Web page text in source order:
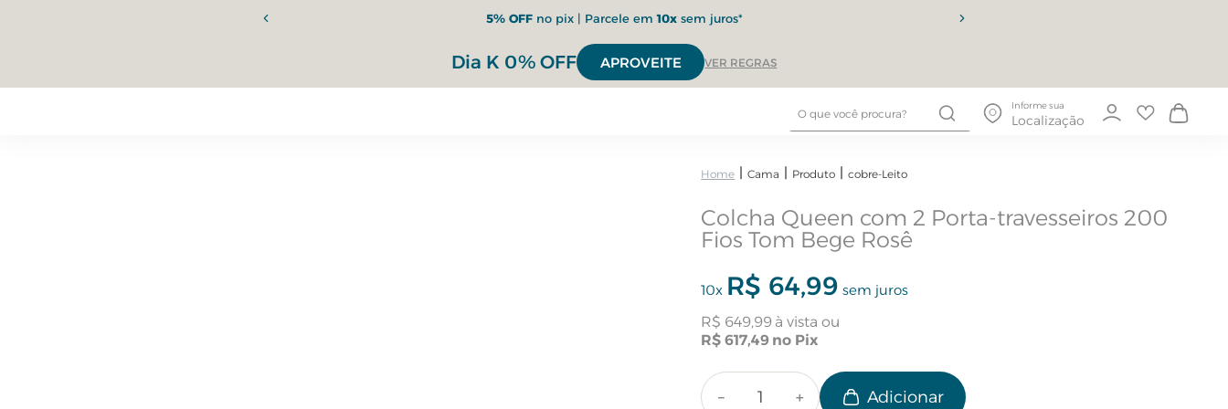
5% OFFno pix | Parcele em10xsem juros*
Dia K 0% OFF APROVEITE VER REGRAS
Informe sua
Localização
Cama Produto cobre-Leito
Colcha Queen com 2 Porta-travesseiros 200
Fios Tom Bege Rosê
10x R$ 64,99 sem juros
R$ 649,99
R$ 617,49
＋
－